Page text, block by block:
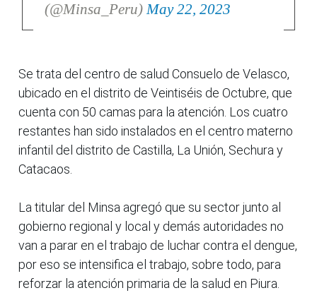
(@Minsa_Peru)May 22, 2023
Se trata del centro de salud Consuelo de Velasco,
ubicado en el distrito de Veintiséis de Octubre, que
cuenta con 50 camas para la atención. Los cuatro
restantes han sido instalados en el centro materno
infantil del distrito de Castilla, La Unión, Sechura y
Catacaos.
La titular del Minsa agregó que su sector junto al
gobierno regional y local y demás autoridades no
van a parar en el trabajo de luchar contra el dengue,
por eso se intensifica el trabajo, sobre todo, para
reforzar la atención primaria de la salud en Piura.